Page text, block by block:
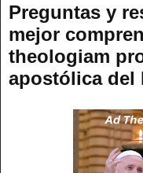
Preguntas y
mejor
theologiam
apostólica del